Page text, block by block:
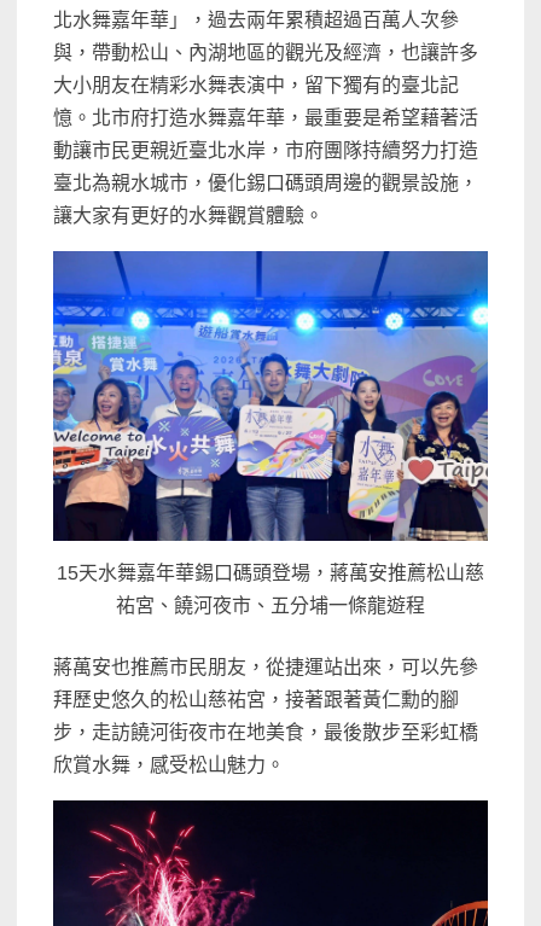
北水舞嘉年華」，過去兩年累積超過百萬人次參
與，帶動松山、內湖地區的觀光及經濟，也讓許多
大小朋友在精彩水舞表演中，留下獨有的臺北記
憶。北市府打造水舞嘉年華，最重要是希望藉著活
動讓市民更親近臺北水岸，市府團隊持續努力打造
臺北為親水城市，優化錫口碼頭周邊的觀景設施，
讓大家有更好的水舞觀賞體驗。
15天水舞嘉年華錫口碼頭登場，蔣萬安推薦松山慈
祐宮、饒河夜市、五分埔一條龍遊程
蔣萬安也推薦市民朋友，從捷運站出來，可以先參
拜歷史悠久的松山慈祐宮，接著跟著黃仁勳的腳
步，走訪饒河街夜市在地美食，最後散步至彩虹橋
欣賞水舞，感受松山魅力。